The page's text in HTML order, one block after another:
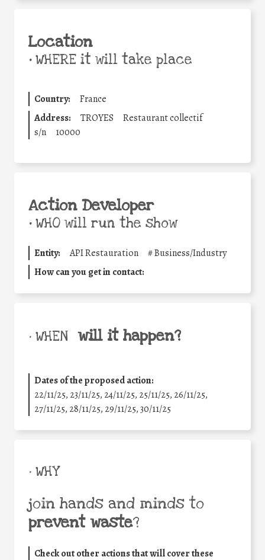
Location
•WHERE it will take place
Country:
France
Address:
TROYES
Restaurant collectif
s/n
10000
Action Developer
•WHO will run the show
Entity: API Restauration #Business/Industry
How can you get in contact:
• WHEN will it happen?
Dates of the proposed action:
22/11/25, 23/11/25, 24/11/25, 25/11/25, 26/11/25,
27/11/25, 28/11/25, 29/11/25,30/11/25
• WHY
join hands and minds to
prevent waste?
Check out other actions that will cover these